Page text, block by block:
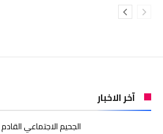
آخر الاخبار
الجحيم الاجتماعي